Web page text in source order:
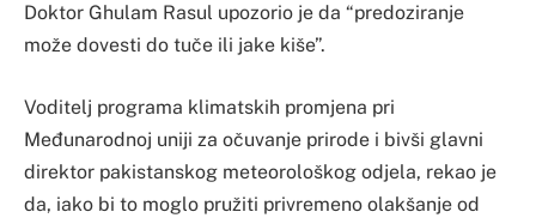
Doktor Ghulam Rasul upozorio je da “predoziranje
može dovesti do tuče ili jake kiše”.
Voditelj programa klimatskih promjena pri
Međunarodnoj uniji za očuvanje prirode i bivši glavni
direktor pakistanskog meteorološkog odjela, rekao je
da, iako bi to moglo pružiti privremeno olakšanje od